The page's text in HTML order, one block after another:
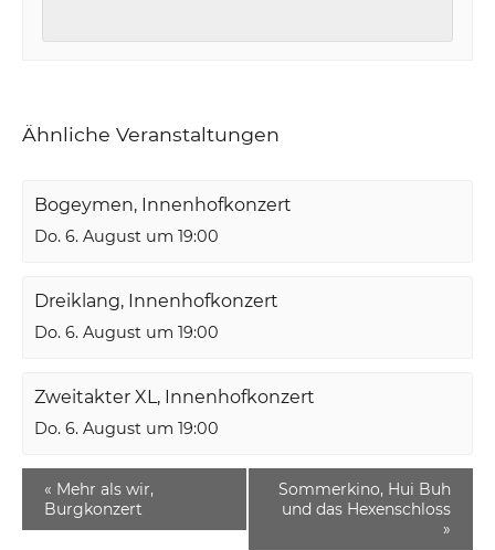
Ähnliche Veranstaltungen
Bogeymen, Innenhofkonzert
Do. 6. August um 19:00
Dreiklang, Innenhofkonzert
Do. 6. August um 19:00
Zweitakter XL, Innenhofkonzert
Do. 6. August um 19:00
« Mehr als wir,
Burgkonzert
Sommerkino, Hui Buh
und das Hexenschloss
»